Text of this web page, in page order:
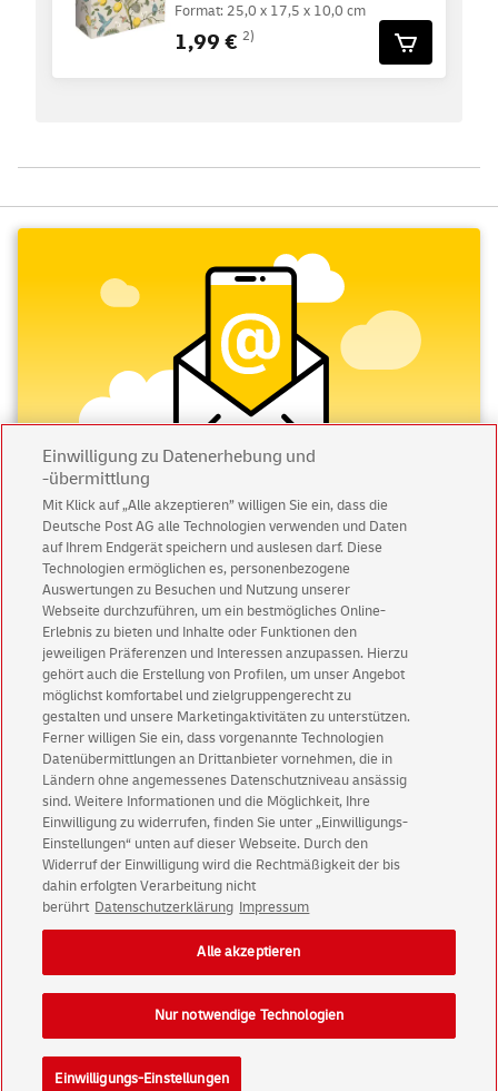
Format: 25,0 x 17,5 x 10,0 cm
1,99 € 2)
Abonnieren Sie unseren Newsletter
Immer informiert über exklusive Angebote und
Aktionen - jetzt mit Vorteil
Privatkundensichern sich einen5 € Gutschein
für POSTSCAN!
Geschäftskundenerhalten einen5 € Gutschein
für Briefmarke individuell!
Zur Newsletter-Anmeldung
© Sat Aug 08 19:15:31 CEST 2026 Deutsche Post AG
Impressum
Datenschutz
Einwilligungs-Einstellungen
Rechtliche Hinweise
Barrierefreiheit
Einwilligung zu Datenerhebung und
-übermittlung
Mit Klick auf „Alle akzeptieren” willigen Sie ein, dass die
Deutsche Post AG alle Technologien verwenden und Daten
auf Ihrem Endgerät speichern und auslesen darf. Diese
Technologien ermöglichen es, personenbezogene
Auswertungen zu Besuchen und Nutzung unserer
Webseite durchzuführen, um ein bestmögliches Online-
Erlebnis zu bieten und Inhalte oder Funktionen den
jeweiligen Präferenzen und Interessen anzupassen. Hierzu
gehört auch die Erstellung von Profilen, um unser Angebot
möglichst komfortabel und zielgruppengerecht zu
gestalten und unsere Marketingaktivitäten zu unterstützen.
Ferner willigen Sie ein, dass vorgenannte Technologien
Datenübermittlungen an Drittanbieter vornehmen, die in
Ländern ohne angemessenes Datenschutzniveau ansässig
sind. Weitere Informationen und die Möglichkeit, Ihre
Einwilligung zu widerrufen, finden Sie unter „Einwilligungs-
Einstellungen“ unten auf dieser Webseite. Durch den
Widerruf der Einwilligung wird die Rechtmäßigkeit der bis
dahin erfolgten Verarbeitung nicht
berührt Datenschutzerklärung Impressum
Einwilligungs-Einstellungen
Nur notwendige Technologien
Alle akzeptieren